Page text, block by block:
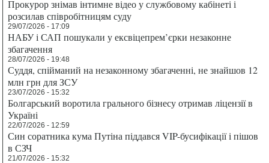
Прокурор знімав інтимне відео у службовому кабінеті і
розсилав співробітницям суду
29/07/2026 - 17:09
НАБУ і САП пошукали у ексвіцепрем’єрки незаконне
збагачення
28/07/2026 - 19:48
Суддя, спійманий на незаконному збагаченні, не знайшов 12
млн грн для ЗСУ
23/07/2026 - 15:32
Болгарський воротила грального бізнесу отримав ліцензії в
Україні
22/07/2026 - 12:59
Син соратника кума Путіна піддався VIP-бусифікації і пішов
в СЗЧ
21/07/2026 - 15:32